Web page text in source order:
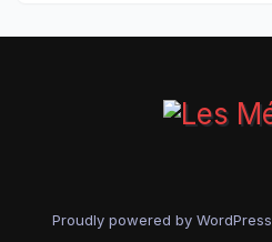
Proudly powered by WordPress